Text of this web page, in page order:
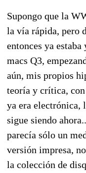
Supongo que la
la vía rápida, pero
entonces ya
macs Q3,
aún, mis propios
teoría y crítica,
ya era electrónica,
sigue siendo
parecía sólo un
versión impresa,
la colección de